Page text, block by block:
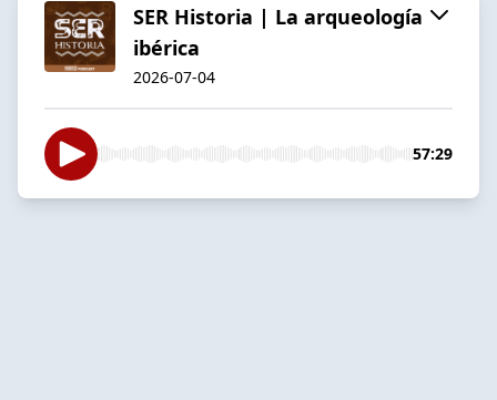
SER Historia | La arqueología
ibérica
2026-07-04
57:29